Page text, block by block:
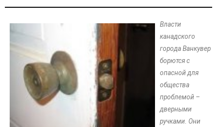
Власти
канадского
города Ванкувер
борются с
опасной для
общества
проблемой –
дверными
ручками. Они